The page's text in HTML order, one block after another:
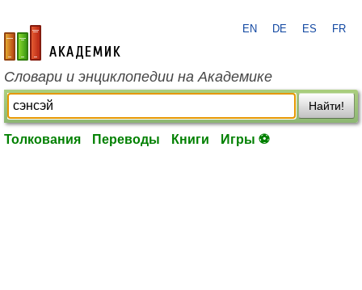
academic.ru
EN DE ES FR
Словари и энциклопедии на Академике
Найти!
Толкования Переводы Книги Игры ⚽